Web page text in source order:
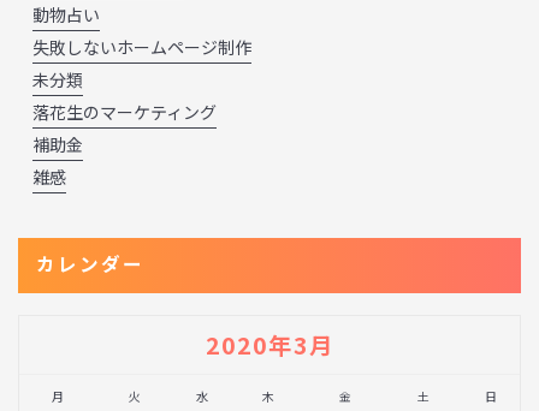
動物占い
失敗しないホームページ制作
未分類
落花生のマーケティング
補助金
雑感
カレンダー
2020年3月
月 火 水 木 金 土
日